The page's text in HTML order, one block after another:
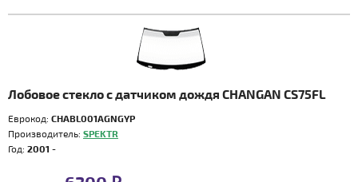
Лобовое стекло с датчиком дождя CHANGAN CS75FL
Еврокод: CHABL001AGNGYP
Производитель: SPEKTR
Год: 2001 -